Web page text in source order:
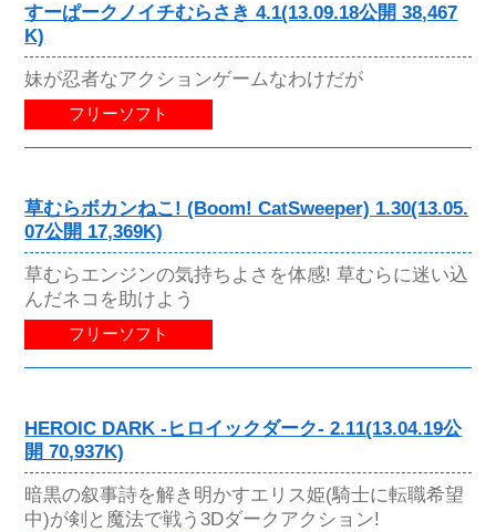
すーぱークノイチむらさき 4.1(13.09.18公開 38,467
K)
妹が忍者なアクションゲームなわけだが
フリーソフト
草むらボカンねこ! (Boom! CatSweeper) 1.30(13.05.
07公開 17,369K)
草むらエンジンの気持ちよさを体感! 草むらに迷い込
んだネコを助けよう
フリーソフト
HEROIC DARK -ヒロイックダーク- 2.11(13.04.19公
開 70,937K)
暗黒の叙事詩を解き明かすエリス姫(騎士に転職希望
中)が剣と魔法で戦う3Dダークアクション!